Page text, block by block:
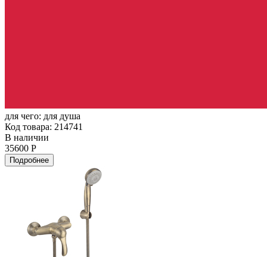
для чего: для душа
Код товара: 214741
В наличии
35600 Р
Подробнее